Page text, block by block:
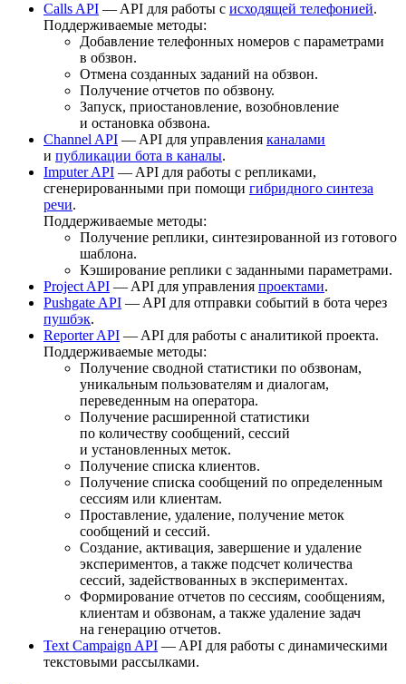
Calls API — API для работы с исходящей телефонией.
Поддерживаемые методы:
Добавление телефонных номеров с параметрами
в обзвон.
Отмена созданных заданий на обзвон.
Получение отчетов по обзвону.
Запуск, приостановление, возобновление
и остановка обзвона.
Channel API — API для управления каналами
и публикации бота в каналы.
Imputer API — API для работы с репликами,
сгенерированными при помощи гибридного синтеза
речи.
Поддерживаемые методы:
Получение реплики, синтезированной из готового
шаблона.
Кэширование реплики с заданными параметрами.
Project API — API для управления проектами.
Pushgate API — API для отправки событий в бота через
пушбэк.
Reporter API — API для работы с аналитикой проекта.
Поддерживаемые методы:
Получение сводной статистики по обзвонам,
уникальным пользователям и диалогам,
переведенным на оператора.
Получение расширенной статистики
по количеству сообщений, сессий
и установленных меток.
Получение списка клиентов.
Получение списка сообщений по определенным
сессиям или клиентам.
Проставление, удаление, получение меток
сообщений и сессий.
Создание, активация, завершение и удаление
экспериментов, а также подсчет количества
сессий, задействованных в экспериментах.
Формирование отчетов по сессиям, сообщениям,
клиентам и обзвонам, а также удаление задач
на генерацию отчетов.
Text Campaign API — API для работы с динамическими
текстовыми рассылками.